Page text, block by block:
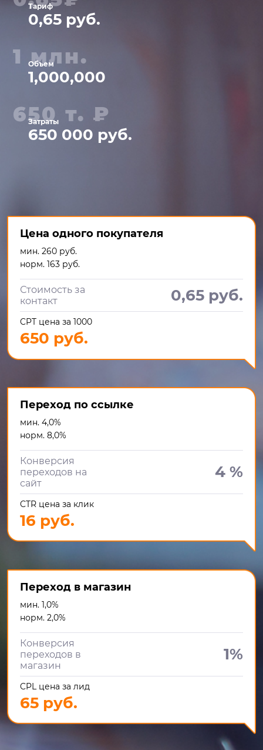
Тариф
0,65 руб.
1 млн.
Объем
1,000,000
650 т. ₽
Затраты
650 000 руб.
Цена одного покупателя
мин. 260 руб.
норм. 163 руб.
Стоимость за
контакт
0,65 руб.
CPT цена за 1000
650 руб.
Переход по ссылке
мин. 4,0%
норм. 8,0%
Конверсия
переходов на
сайт
4 %
CTR цена за клик
16 руб.
Переход в магазин
мин. 1,0%
норм. 2,0%
Конверсия
переходов в
магазин
1%
CPL цена за лид
65 руб.